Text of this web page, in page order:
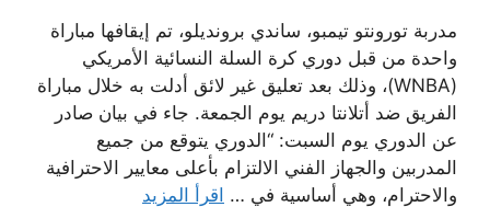
مدربة تورونتو تيمبو، ساندي برونديلو، تم إيقافها مباراة
واحدة من قبل دوري كرة السلة النسائية الأمريكي
(WNBA)، وذلك بعد تعليق غير لائق أدلت به خلال مباراة
الفريق ضد أتلانتا دريم يوم الجمعة. جاء في بيان صادر
عن الدوري يوم السبت: “الدوري يتوقع من جميع
المدربين والجهاز الفني الالتزام بأعلى معايير الاحترافية
والاحترام، وهي أساسية في … اقرأ المزيد